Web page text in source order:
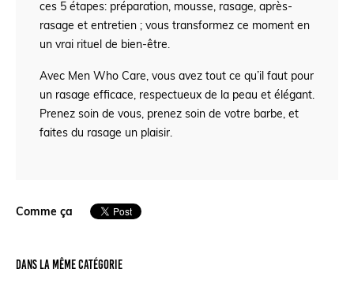
ces 5 étapes: préparation, mousse, rasage, après-
rasage et entretien ; vous transformez ce moment en
un vrai rituel de bien-être.
Avec Men Who Care, vous avez tout ce qu’il faut pour
un rasage efficace, respectueux de la peau et élégant.
Prenez soin de vous, prenez soin de votre barbe, et
faites du rasage un plaisir.
Comme ça
Dans la même catégorie